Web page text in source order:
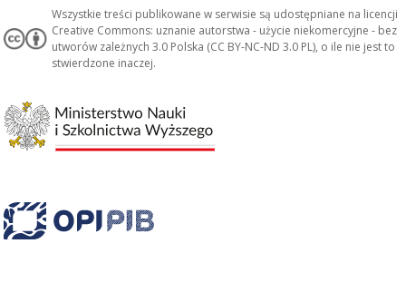
Wszystkie treści publikowane w serwisie są udostępniane na licencji
Creative Commons: uznanie autorstwa - użycie niekomercyjne - bez
utworów zależnych 3.0 Polska (CC BY-NC-ND 3.0 PL), o ile nie jest to
stwierdzone inaczej.